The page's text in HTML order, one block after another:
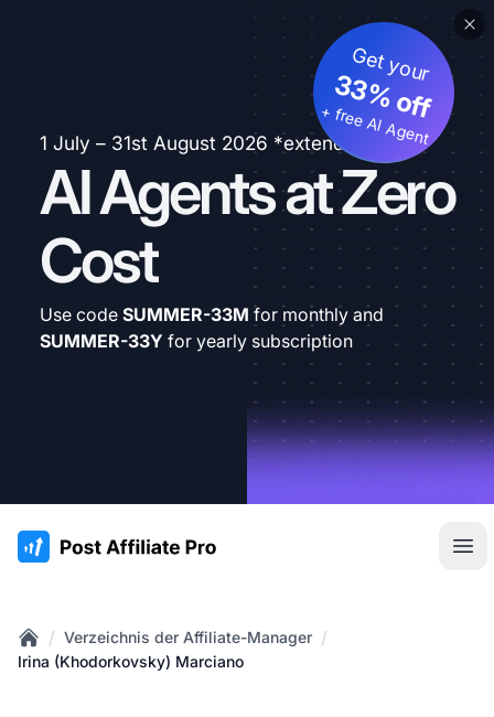
1 July – 31st August 2026 *extended
AI Agents at Zero
Cost
Get your
33% off
+ free AI Agent
Use code SUMMER-33M for monthly and
SUMMER-33Y for yearly subscription
:site.title
Home
/ Verzeichnis der Affiliate-Manager /
Irina (Khodorkovsky) Marciano